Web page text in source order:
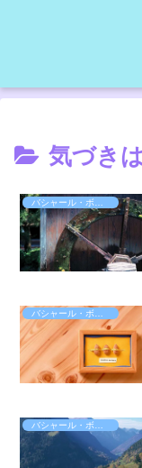
気づき
バシャール・ボット